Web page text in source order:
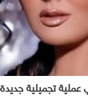
تجميلية جديدة